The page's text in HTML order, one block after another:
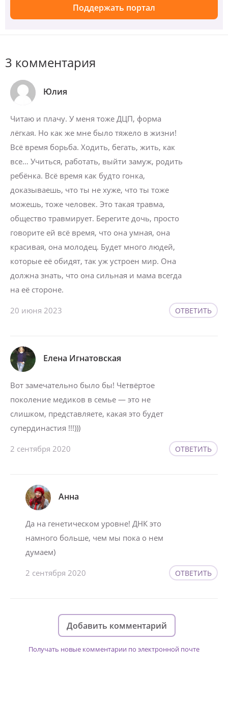
Поддержать портал
3 комментария
Юлия
Читаю и плачу. У меня тоже ДЦП, форма
лёгкая. Но как же мне было тяжело в жизни!
Всё время борьба. Ходить, бегать, жить, как
все… Учиться, работать, выйти замуж, родить
ребёнка. Всё время как будто гонка,
доказываешь, что ты не хуже, что ты тоже
можешь, тоже человек. Это такая травма,
общество травмирует. Берегите дочь, просто
говорите ей всё время, что она умная, она
красивая, она молодец. Будет много людей,
которые её обидят, так уж устроен мир. Она
должна знать, что она сильная и мама всегда
на её стороне.
20 июня 2023 ОТВЕТИТЬ
Елена Игнатовская
Вот замечательно было бы! Четвёртое
поколение медиков в семье — это не
слишком, представляете, какая это будет
супердинастия !!!)))
2 сентября 2020 ОТВЕТИТЬ
Анна
Да на генетическом уровне! ДНК это
намного больше, чем мы пока о нем
думаем)
2 сентября 2020 ОТВЕТИТЬ
Добавить комментарий
Получать новые комментарии по электронной почте